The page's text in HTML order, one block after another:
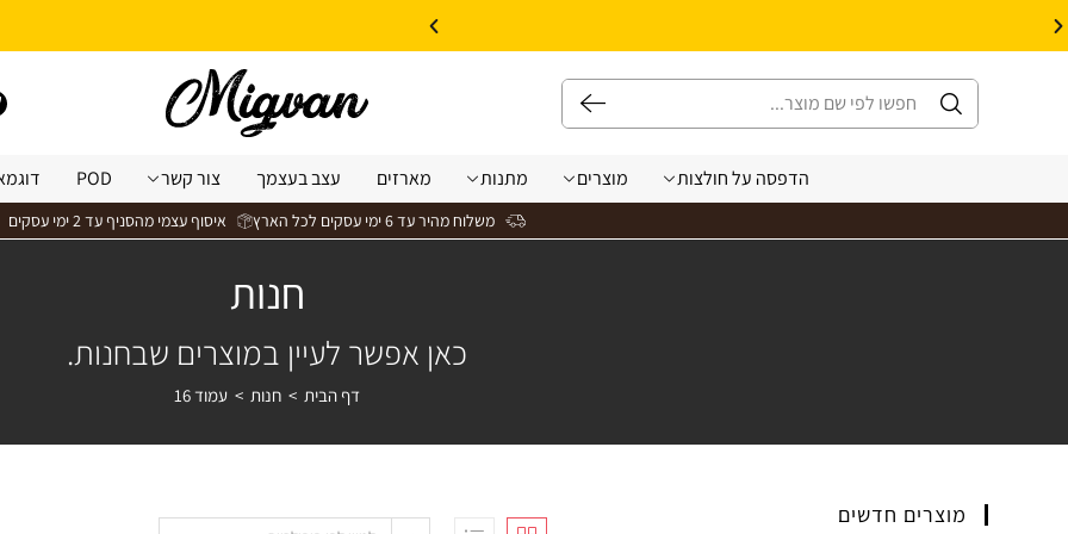
הדפסה על חולצות מוצרים מתנות מארזים עצב בעצמך צור קשר POD
משלוח מהיר עד 6 ימי עסקים לכל הארץ איסוף עצמי מהסניף עד 2 ימי עסקים
חנות
כאן אפשר לעיין במוצרים שבחנות.
דף הבית > חנות > עמוד 16
מוצרים חדשים